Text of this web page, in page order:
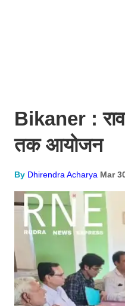
Bikaner : राव
तक आयोजन
By Dhirendra Acharya Mar